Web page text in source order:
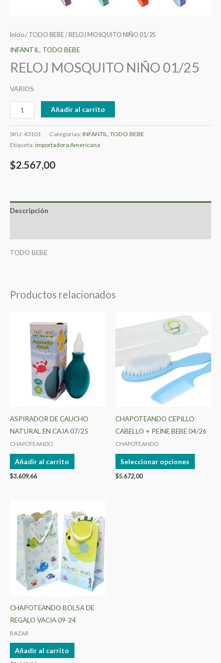
Inicio/ TODO BEBE/ RELOJ MOSQUITO NIÑO 01/25
INFANTIL , TODO BEBE
RELOJ MOSQUITO NIÑO 01/25
VARIOS
Añadir al carrito
SKU: 43101 Categorías: INFANTIL, TODO BEBE
Etiqueta: importadora Americana
$2.567,00
Descripción
TODO BEBE
Productos relacionados
ASPIRADOR DE CAUCHO
NATURAL EN CAJA 07/25
CHAPOTEANDO
Añadir al carrito
$3.609,66
CHAPOTEANDO CEPILLO
CABELLO + PEINE BEBE 04/26
CHAPOTEANDO
Seleccionar opciones
tiene
Las
elegir
la
$5.672,00
CHAPOTEANDO BOLSA DE
REGALO VACIA 09-24
BAZAR
Añadir al carrito